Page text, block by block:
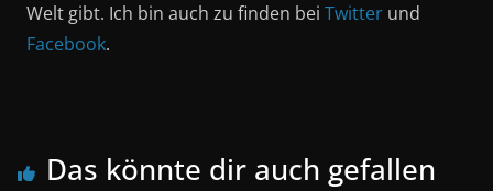
Welt gibt. Ich bin auch zu finden beiTwitter und
Facebook.
Das könnte dir auch gefallen